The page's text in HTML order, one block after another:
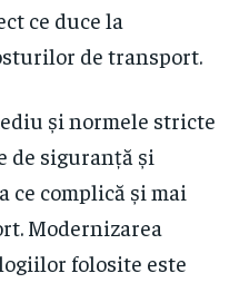
ce duce la
de transport.
și normele stricte
de siguranță și
ce complică și mai
Modernizarea
folosite este